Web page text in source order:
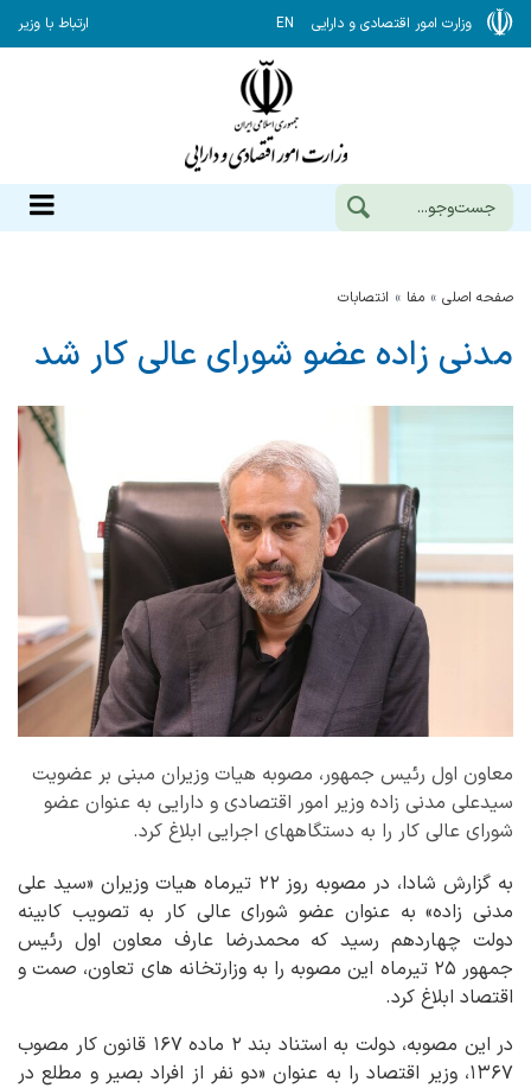
وزارت امور اقتصادی و دارایی EN ارتباط با وزیر
صفحه اصلی مفا انتصابات
مدنی زاده عضو شورای عالی کار شد
معاون اول رئیس جمهور، مصوبه هیات وزیران مبنی بر عضویت
سیدعلی مدنی زاده وزیر امور اقتصادی و دارایی به عنوان عضو
شورای عالی کار را به دستگاههای اجرایی ابلاغ کرد.
به گزارش شادا، در مصوبه روز ۲۲ تیرماه هیات وزیران «سید علی
مدنی زاده» به عنوان عضو شورای عالی کار به تصویب کابینه
دولت چهاردهم رسید که محمدرضا عارف معاون اول رئیس
جمهور ۲۵ تیرماه این مصوبه را به وزارتخانه های تعاون، صمت و
اقتصاد ابلاغ کرد.
در این مصوبه، دولت به استناد بند ۲ ماده ۱۶۷ قانون کار مصوب
۱۳۶۷، وزیر اقتصاد را به عنوان «دو نفر از افراد بصیر و مطلع در